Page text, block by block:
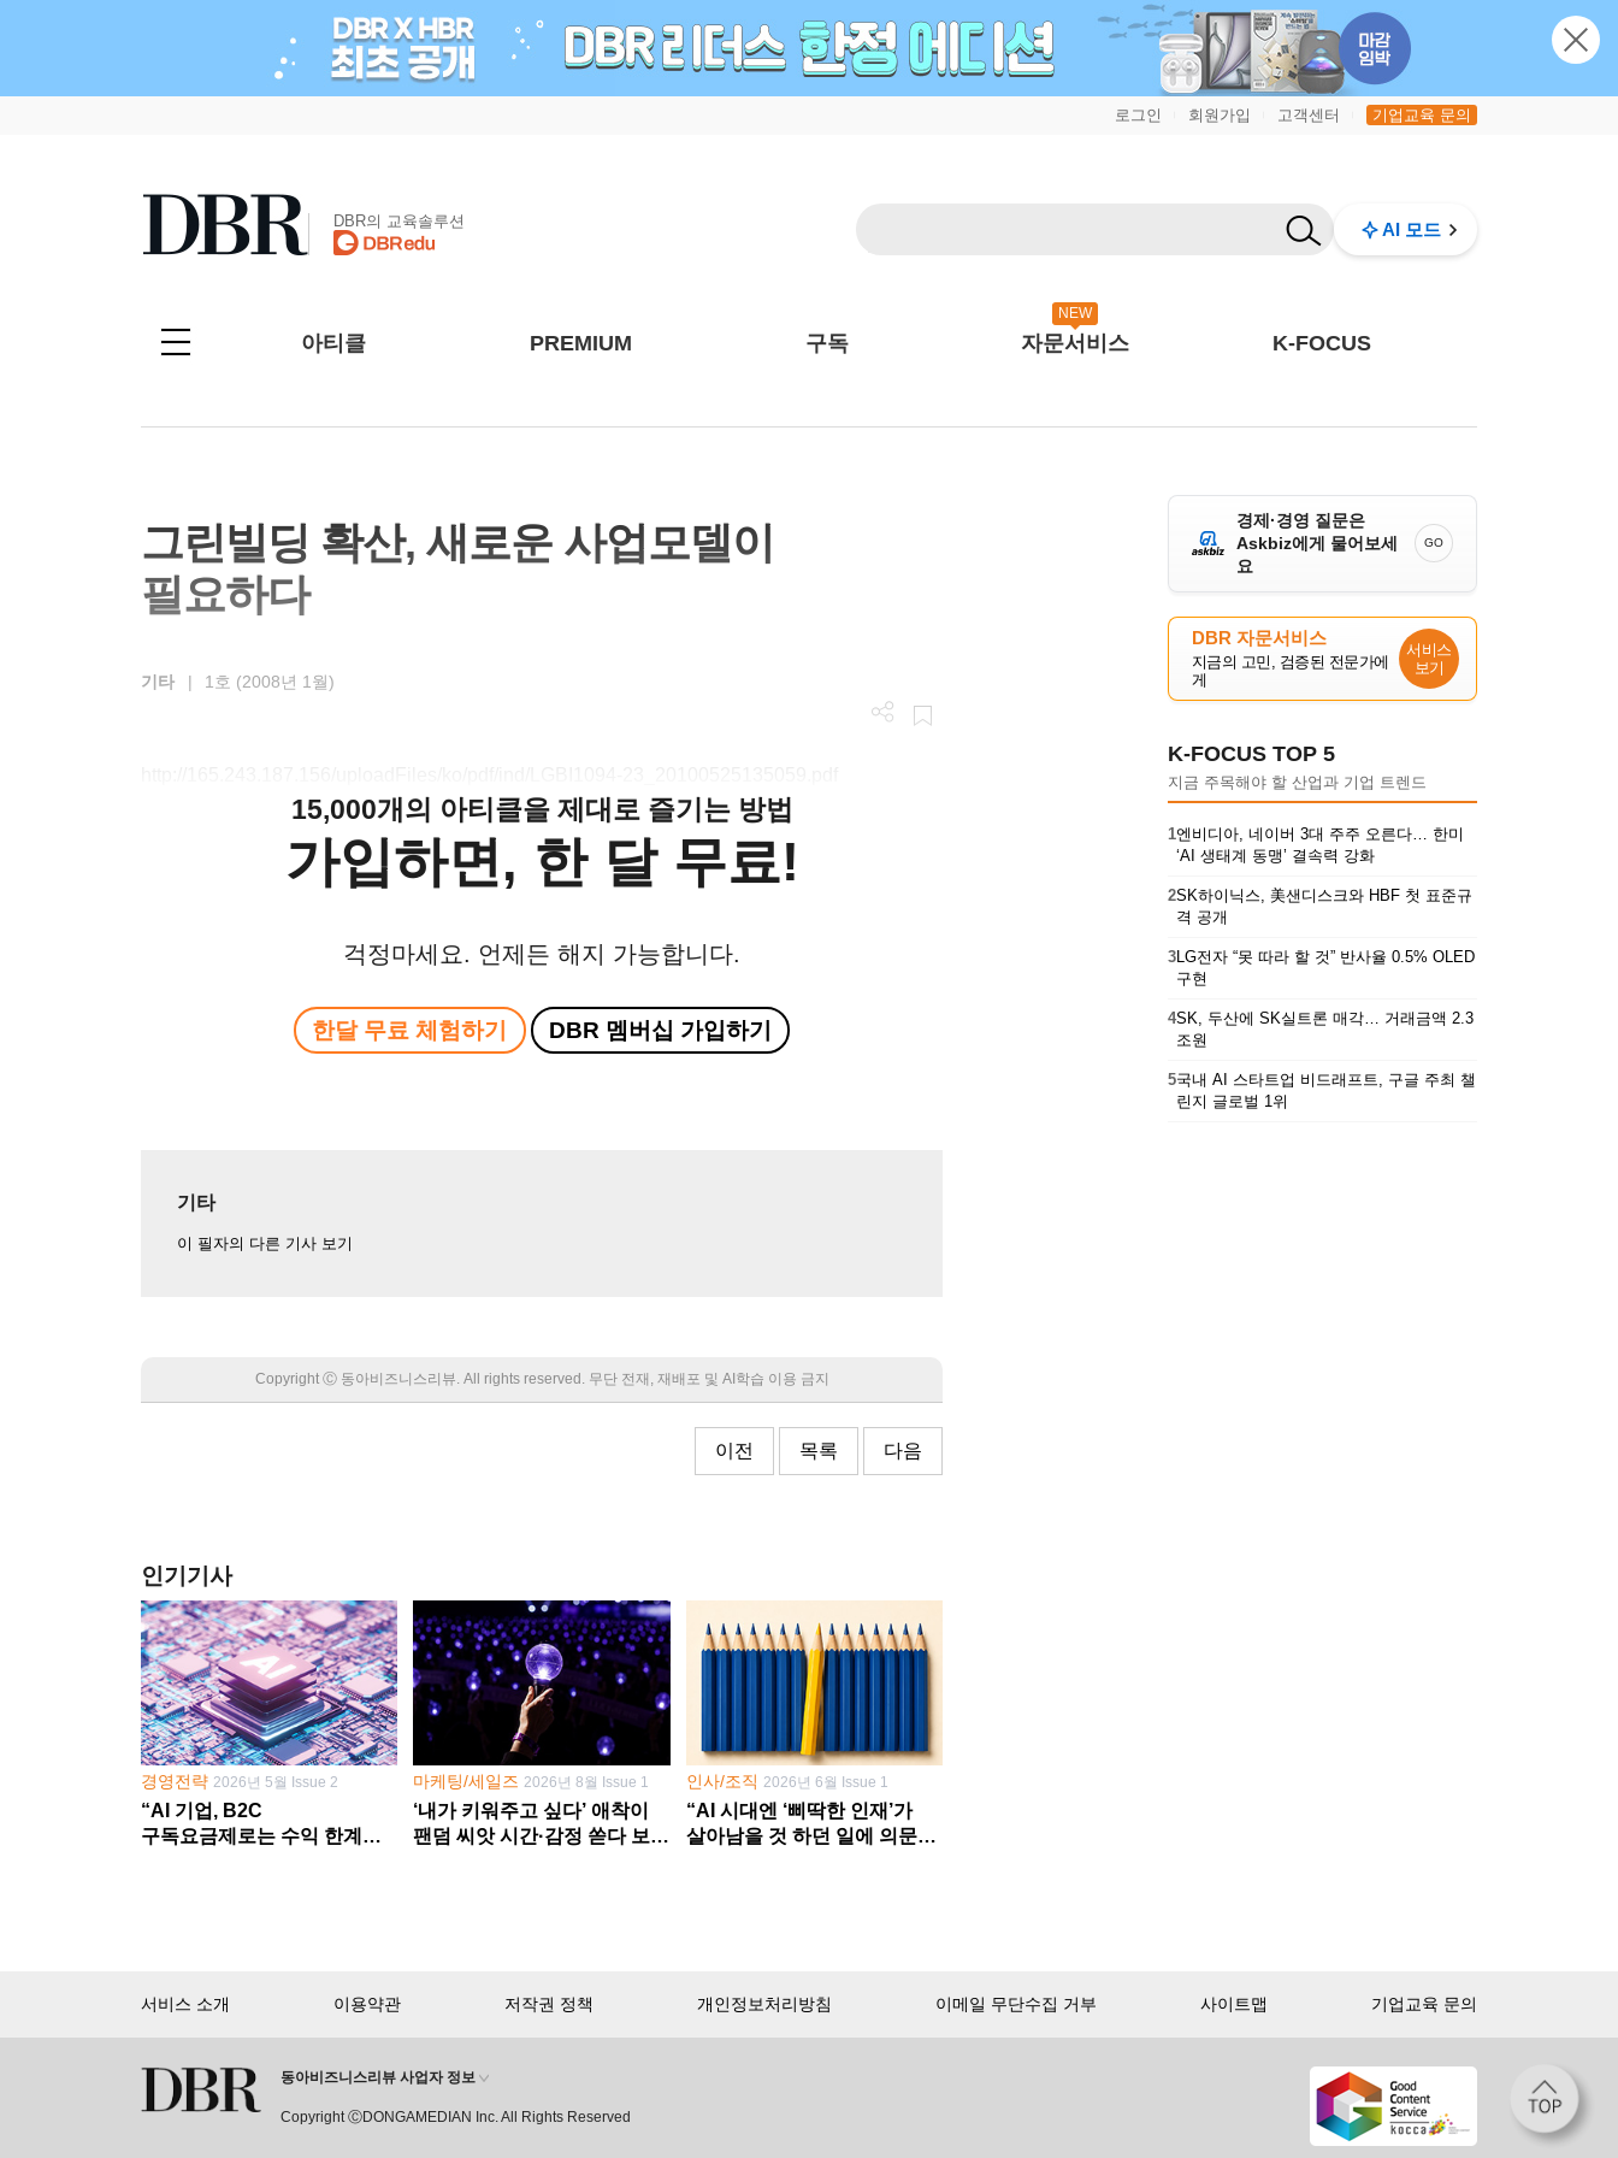
로그인 회원가입 고객센터 기업교육 문의
DBR의 교육솔루션 AI 모드
아티클 PREMIUM 구독
NEW
자문서비스 K-FOCUS
그린빌딩 확산, 새로운 사업모델이
필요하다
기타 | 1호 (2008년 1월)
15,000개의 아티클을 제대로 즐기는 방법
가입하면, 한 달 무료!
걱정마세요. 언제든 해지 가능합니다.
한달 무료 체험하기 DBR 멤버십 가입하기
기타
이 필자의 다른 기사 보기
Copyright Ⓒ 동아비즈니스리뷰. All rights reserved. 무단 전재, 재배포 및 AI학습 이용 금지
이전 목록 다음
인기기사
경영전략 2026년 5월 Issue 2
“AI 기업, B2C
구독요금제로는 수익 한계
마케팅/세일즈 2026년 8월 Issue 1
‘내가 키워주고 싶다’ 애착이
팬덤 씨앗 시간·감정 쏟다 보면
인사/조직 2026년 6월 Issue 1
“AI 시대엔 ‘삐딱한 인재’가
살아남을 것 하던 일에 의문
경제·경영 질문은
Askbiz에게 물어보세
요
GO
DBR 자문서비스
지금의 고민, 검증된 전문가에
게
서비스
보기
K-FOCUS TOP 5
지금 주목해야 할 산업과 기업 트렌드
1엔비디아, 네이버 3대 주주 오른다… 한미
‘AI 생태계 동맹’ 결속력 강화
2SK하이닉스, 美샌디스크와 HBF 첫 표준규
격 공개
3LG전자 “못 따라 할 것” 반사율 0.5% OLED
구현
4SK, 두산에 SK실트론 매각… 거래금액 2.3
조원
5국내 AI 스타트업 비드래프트, 구글 주최 챌
린지 글로벌 1위
회원 가입만 해도, DBR 월정액 서비스 첫 달 무료!
첫 달 무제한 이용
서비스 소개 이용약관 저작권 정책 개인정보처리방침 이메일 무단수집 거부 사이트맵 기업교육 문의
동아비즈니스리뷰 사업자 정보
Copyright ⒸDONGAMEDIAN Inc. All Rights Reserved